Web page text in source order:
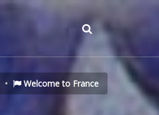
Welcome to France